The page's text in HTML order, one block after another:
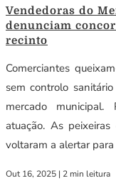
Vendedoras do
denunciam
recinto
Comerciantes
sem controlo
mercado municipal.
atuação. As
voltaram a alertar
Out 16, 2025 | 2 min leitura